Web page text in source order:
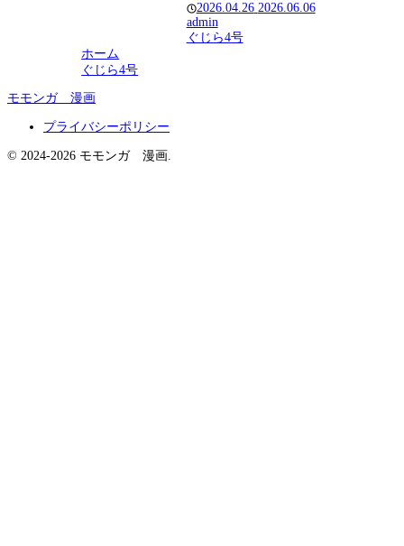
2026.04.26 2026.06.06
admin
ぐじら4号
ホーム
ぐじら4号
モモンガ 漫画
プライバシーポリシー
© 2024-2026 モモンガ 漫画.